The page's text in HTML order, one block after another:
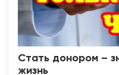
Стать донором –
жизнь